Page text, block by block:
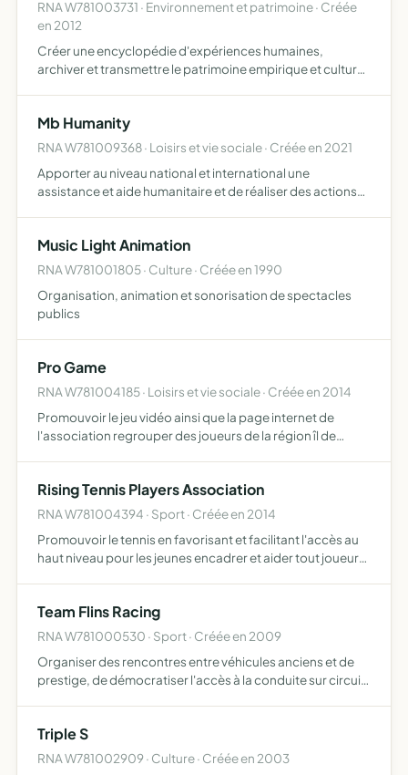
RNA W781003731 · Environnement et patrimoine · Créée
en 2012
Créer une encyclopédie d'expériences humaines,
archiver et transmettre le patrimoine empirique et culturel
Mb Humanity
RNA W781009368 · Loisirs et vie sociale · Créée en 2021
Apporter au niveau national et international une
assistance et aide humanitaire et de réaliser des actions
…
Music Light Animation
RNA W781001805 · Culture · Créée en 1990
Organisation, animation et sonorisation de spectacles
publics
Pro Game
RNA W781004185 · Loisirs et vie sociale · Créée en 2014
Promouvoir le jeu vidéo ainsi que la page internet de
l'association regrouper des joueurs de la région îl de
Rising Tennis Players Association
RNA W781004394 · Sport · Créée en 2014
Promouvoir le tennis en favorisant et facilitant l'accès au
haut niveau pour les jeunes encadrer et aider tout joueur
Team Flins Racing
RNA W781000530 · Sport · Créée en 2009
Organiser des rencontres entre véhicules anciens et de
prestige, de démocratiser l'accès à la conduite sur circuit
Triple S
RNA W781002909 · Culture · Créée en 2003